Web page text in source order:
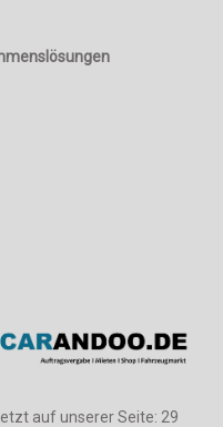
auf unserer Seite: 29